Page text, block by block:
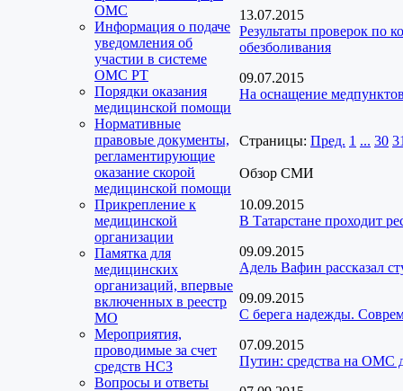
ОМС
Информация о подаче
уведомления об
участии в системе
ОМС РТ
Порядки оказания
медицинской помощи
Нормативные
правовые документы,
регламентирующие
оказание скорой
медицинской помощи
Прикрепление к
медицинской
организации
Памятка для
медицинских
организаций, впервые
включенных в реестр
МО
Мероприятия,
проводимые за счет
средств НСЗ
Вопросы и ответы
13.07.2015
Результаты проверок по
обезболивания
09.07.2015
На оснащение
Страницы: Пред. 1 ... 30
Обзор СМИ
10.09.2015
В Татарстане проходит
09.09.2015
Адель Вафин рассказал
09.09.2015
С берега надежды.
07.09.2015
Путин: средства на ОМС